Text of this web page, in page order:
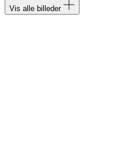
Vis alle billeder